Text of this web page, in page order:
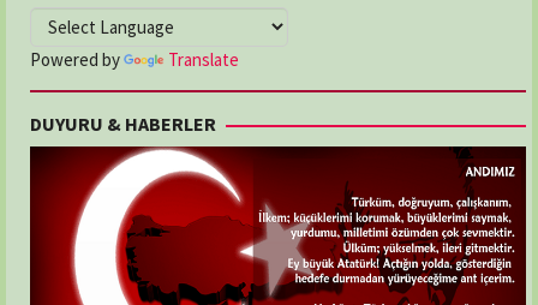
Powered by Translate
DUYURU & HABERLER